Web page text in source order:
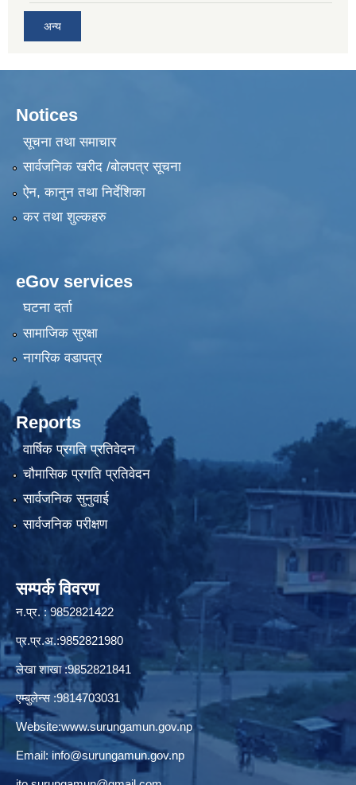
अन्य
Notices
सूचना तथा समाचार
सार्वजनिक खरीद /बोलपत्र सूचना
ऐन, कानुन तथा निर्देशिका
कर तथा शुल्कहरु
eGov services
घटना दर्ता
सामाजिक सुरक्षा
नागरिक वडापत्र
Reports
वार्षिक प्रगति प्रतिवेदन
चौमासिक प्रगति प्रतिवेदन
सार्वजनिक सुनुवाई
सार्वजनिक परीक्षण
सम्पर्क विवरण
न.प्र. : 9852821422
प्र.प्र.अ.:9852821980
लेखा शाखा :9852821841
एम्बुलेन्स :9814703031
Website:www.surungamun.gov.np
Email: info@surungamun.gov.np